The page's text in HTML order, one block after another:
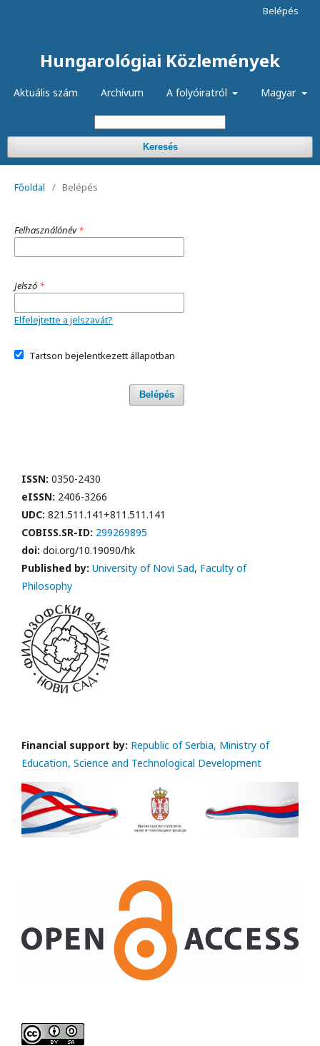
Hungarológiai Közlemények
Aktuális szám Archívum A folyóiratról Magyar
Keresés
Belépés
Főoldal / Belépés
Felhasználónév*
Jelszó *
Elfelejtette a jelszavát?
Tartson bejelentkezett állapotban
Belépés
ISSN: 0350-2430
eISSN: 2406-3266
UDC: 821.511.141+811.511.141
COBISS.SR-ID: 299269895
doi: doi.org/10.19090/hk
Published by: University of Novi Sad, Faculty of
Philosophy
Financial support by: Republic of Serbia, Ministry of
Education, Science and Technological Development